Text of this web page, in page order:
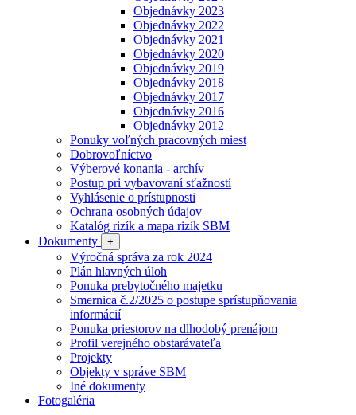
Objednávky 2023
Objednávky 2022
Objednávky 2021
Objednávky 2020
Objednávky 2019
Objednávky 2018
Objednávky 2017
Objednávky 2016
Objednávky 2012
Ponuky voľných pracovných miest
Dobrovoľníctvo
Výberové konania - archív
Postup pri vybavovaní sťažností
Vyhlásenie o prístupnosti
Ochrana osobných údajov
Katalóg rizík a mapa rizík SBM
Dokumenty
+
Výročná správa za rok 2024
Plán hlavných úloh
Ponuka prebytočného majetku
Smernica č.2/2025 o postupe sprístupňovania
informácií
Ponuka priestorov na dlhodobý prenájom
Profil verejného obstarávateľa
Projekty
Objekty v správe SBM
Iné dokumenty
Fotogaléria